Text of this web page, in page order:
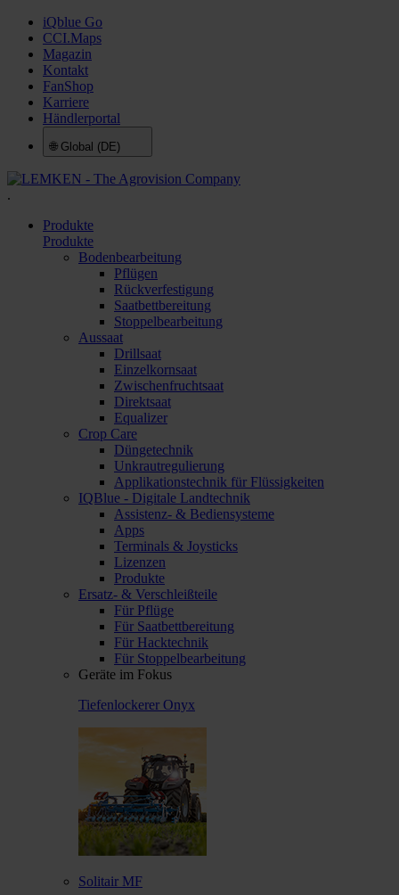
iQblue Go
CCI.Maps
Magazin
Kontakt
FanShop
Karriere
Händlerportal
🌐 Global (DE)
.
Produkte
Produkte
Bodenbearbeitung
Pflügen
Rückverfestigung
Saatbettbereitung
Stoppelbearbeitung
Aussaat
Drillsaat
Einzelkornsaat
Zwischenfruchtsaat
Direktsaat
Equalizer
Crop Care
Düngetechnik
Unkrautregulierung
Applikationstechnik für Flüssigkeiten
IQBlue - Digitale Landtechnik
Assistenz- & Bediensysteme
Apps
Terminals & Joysticks
Lizenzen
Produkte
Ersatz- & Verschleißteile
Für Pflüge
Für Saatbettbereitung
Für Hacktechnik
Für Stoppelbearbeitung
Geräte im Fokus
Tiefenlockerer Onyx
Solitair MF